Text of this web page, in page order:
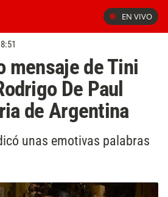
EN VIVO
mensaje de Tini
De Paul
de Argentina
unas emotivas palabras